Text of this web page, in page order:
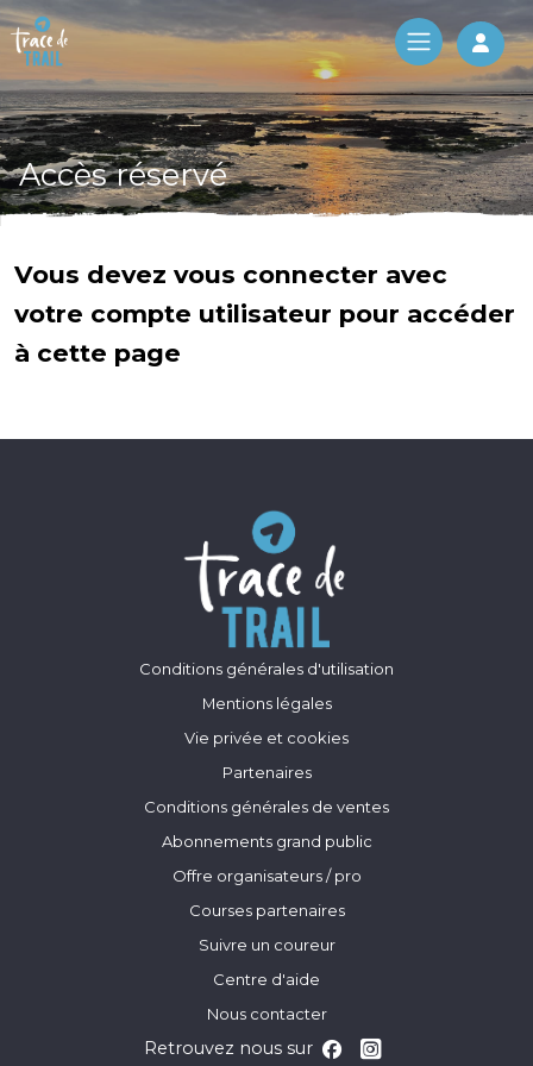
Log
Accès réservé
Vous devez vous connecter avec
votre compte utilisateur pour accéder
à cette page
Conditions générales d'utilisation
Mentions légales
Vie privée et cookies
Partenaires
Conditions générales de ventes
Abonnements grand public
Offre organisateurs / pro
Courses partenaires
Suivre un coureur
Centre d'aide
Nous contacter
Retrouvez nous sur